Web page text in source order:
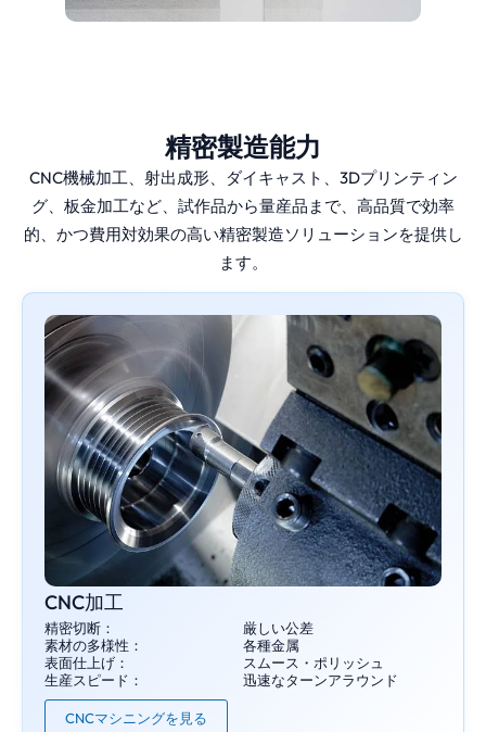
精密製造能力
CNC機械加工、射出成形、ダイキャスト、3Dプリンティン
グ、板金加工など、試作品から量産品まで、高品質で効率
的、かつ費用対効果の高い精密製造ソリューションを提供し
ます。
CNC加工
精密切断：
厳しい公差
素材の多様性：
各種金属
表面仕上げ：
スムース・ポリッシュ
生産スピード：
迅速なターンアラウンド
CNCマシニングを見る